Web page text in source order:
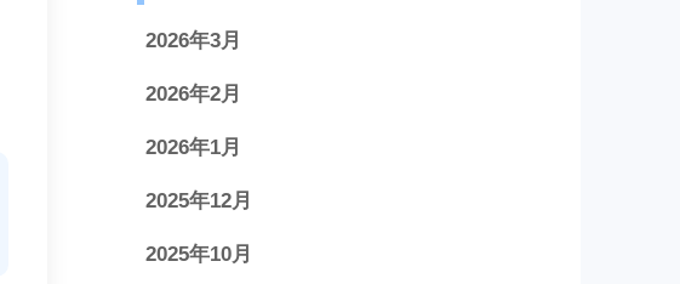
2026年3月
2026年2月
2026年1月
2025年12月
2025年10月